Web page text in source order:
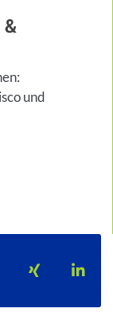
und
Facebook
Teilen auf X
Teilen auf